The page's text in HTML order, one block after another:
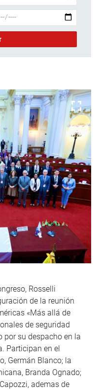
Rosselli
de la reunión
«Más allá de
de seguridad
por su despacho en la
Participan en el
Germán Blanco; la
Branda Ognado;
ademas de